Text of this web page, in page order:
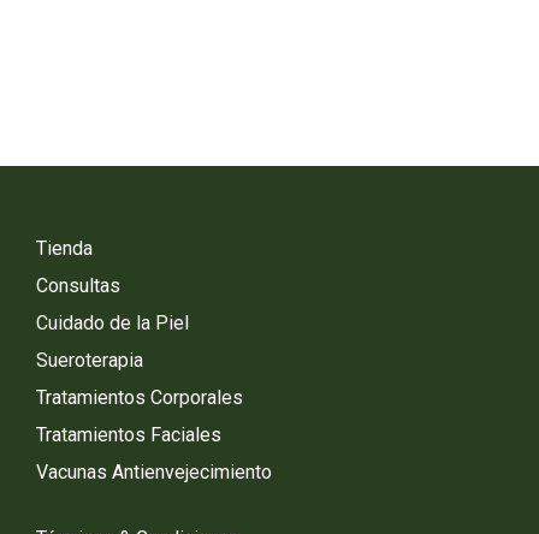
Tienda
Consultas
Cuidado de la Piel
Sueroterapia
Tratamientos Corporales
Tratamientos Faciales
Vacunas Antienvejecimiento